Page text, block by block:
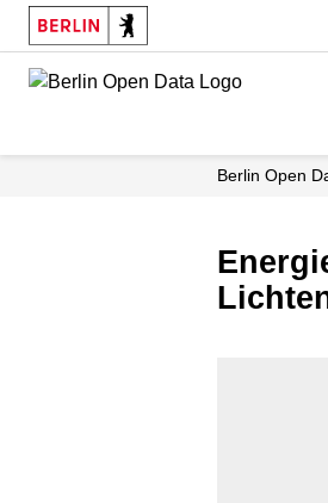
Skip
main
Berlin Open